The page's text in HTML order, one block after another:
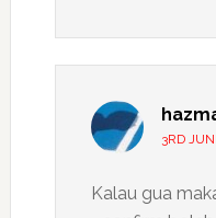
3RD
Kalau gua